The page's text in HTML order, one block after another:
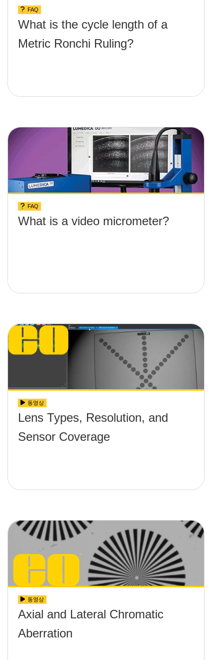
FAQ
What is the cycle length of a
Metric Ronchi Ruling?
FAQ
What is a video micrometer?
동영상
Lens Types, Resolution, and
Sensor Coverage
동영상
Axial and Lateral Chromatic
Aberration